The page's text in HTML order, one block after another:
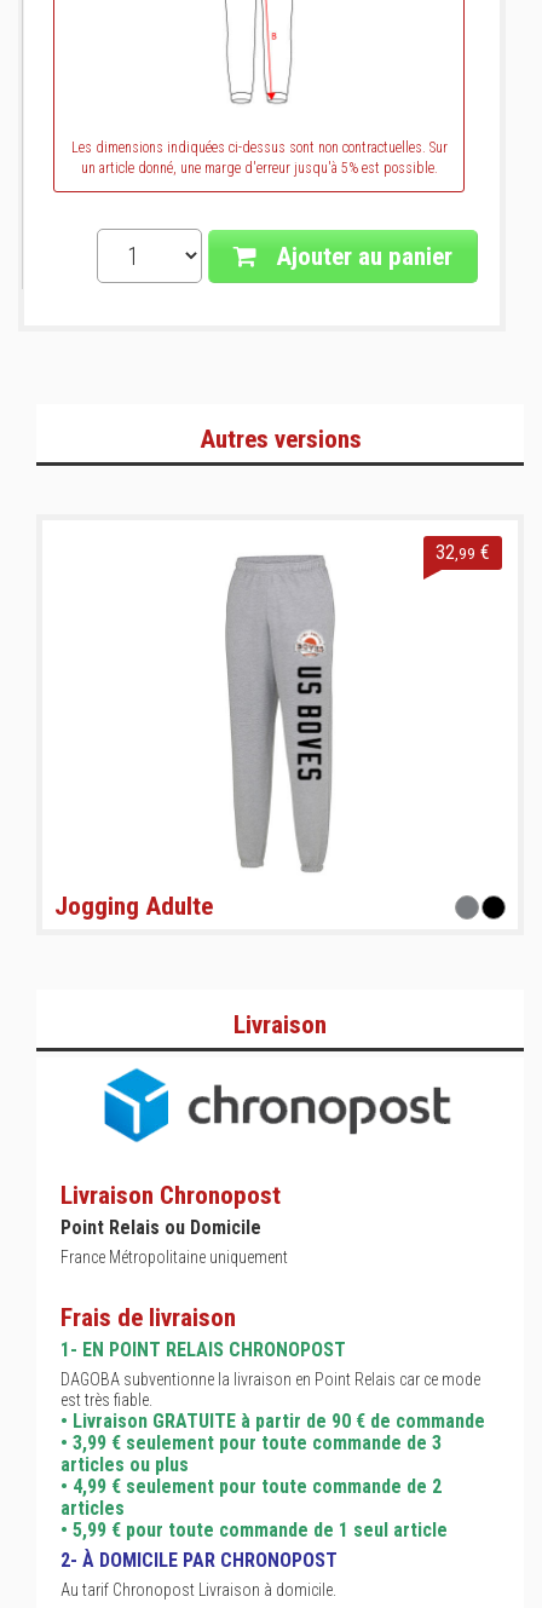
Les dimensions indiquées ci-dessus sont non contractuelles. Sur
un article donné, une marge d'erreur jusqu'à 5% est possible.
Ajouter au panier
Autres versions
32 ,99 €
Jogging Adulte
Livraison
Livraison Chronopost
Point Relais ou Domicile
France Métropolitaine uniquement
Frais de livraison
1- EN POINT RELAIS CHRONOPOST
DAGOBA subventionne la livraison en Point Relais car ce mode
est très fiable.
• Livraison GRATUITE à partir de 90 € de commande
• 3,99 € seulement pour toute commande de 3
articles ou plus
• 4,99 € seulement pour toute commande de 2
articles
• 5,99 € pour toute commande de 1 seul article
2- À DOMICILE PAR CHRONOPOST
Au tarif Chronopost Livraison à domicile.